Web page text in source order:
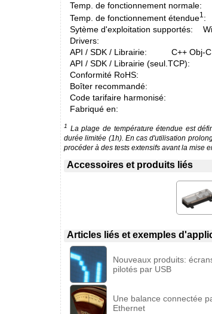
Temp. de fonctionnement normale:
Temp. de fonctionnement étendue1 :
Sytème d'exploitation supportés:
Drivers:
API / SDK / Librairie:
C++ Obj-
API / SDK / Librairie (seul.TCP):
Conformité RoHS:
Boîter recommandé:
Code tarifaire harmonisé:
Fabriqué en:
1 La plage de température étendue est
durée limitée (1h). En cas d'utilisation
procéder à des tests extensifs avant la mise
Accessoires et produits liés
Articles liés et exemples
Nouveaux produits:
pilotés par USB
Une balance connectée
Ethernet